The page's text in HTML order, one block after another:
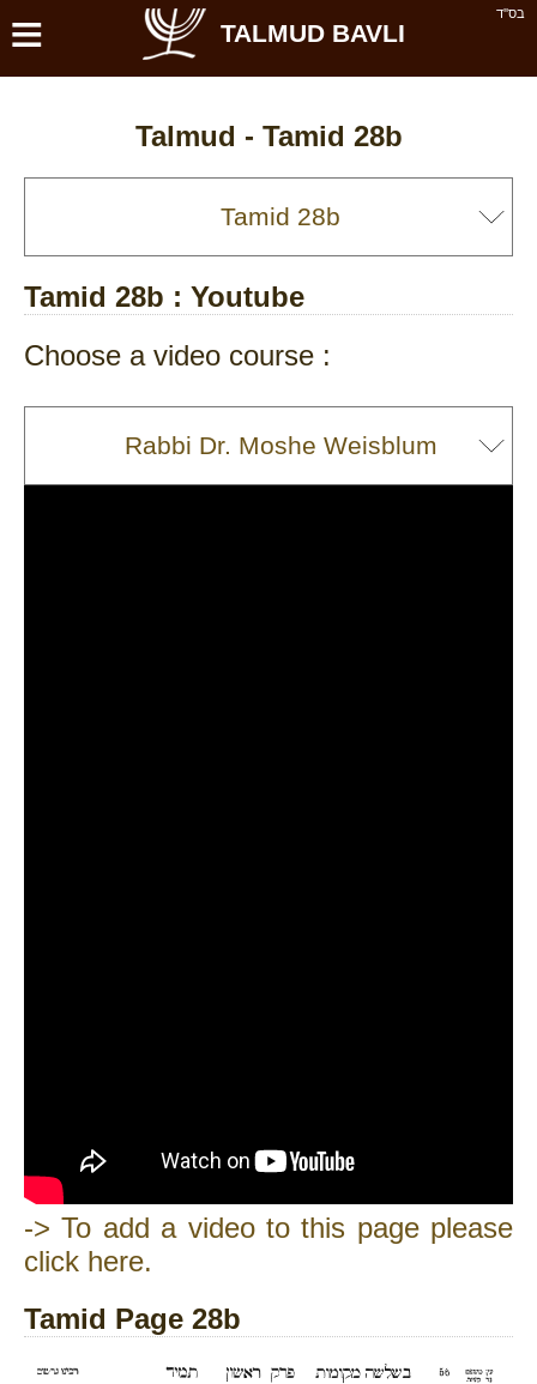
בס''ד ≡ TALMUD BAVLI
Talmud - Tamid 28b
Tamid 28b : Youtube
Choose a video course :
-> To add a video to this page please
click here.
Tamid Page 28b